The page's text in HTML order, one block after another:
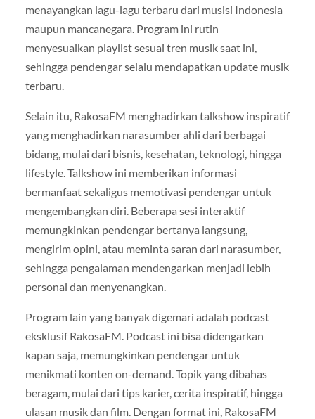
menayangkan lagu-lagu terbaru dari musisi Indonesia
maupun mancanegara. Program ini rutin
menyesuaikan playlist sesuai tren musik saat ini,
sehingga pendengar selalu mendapatkan update musik
terbaru.
Selain itu, RakosaFM menghadirkan talkshow inspiratif
yang menghadirkan narasumber ahli dari berbagai
bidang, mulai dari bisnis, kesehatan, teknologi, hingga
lifestyle. Talkshow ini memberikan informasi
bermanfaat sekaligus memotivasi pendengar untuk
mengembangkan diri. Beberapa sesi interaktif
memungkinkan pendengar bertanya langsung,
mengirim opini, atau meminta saran dari narasumber,
sehingga pengalaman mendengarkan menjadi lebih
personal dan menyenangkan.
Program lain yang banyak digemari adalah podcast
eksklusif RakosaFM. Podcast ini bisa didengarkan
kapan saja, memungkinkan pendengar untuk
menikmati konten on-demand. Topik yang dibahas
beragam, mulai dari tips karier, cerita inspiratif, hingga
ulasan musik dan film. Dengan format ini, RakosaFM